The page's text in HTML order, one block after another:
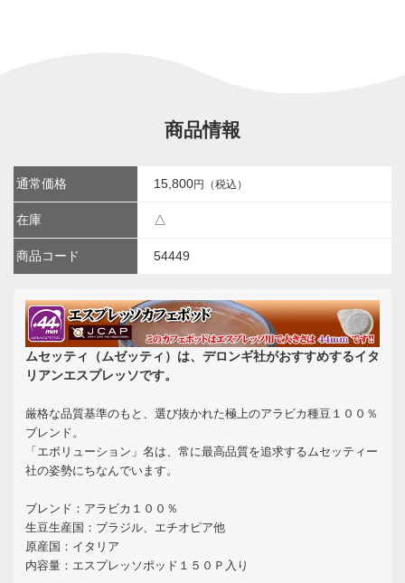
商品情報
通常価格 15,800円（税込）
在庫 △
商品コード 54449
ムセッティ（ムゼッティ）は、デロンギ社がおすすめするイタ
リアンエスプレッソです。
厳格な品質基準のもと、選び抜かれた極上のアラビカ種豆１００％
ブレンド。
「エボリューション」名は、常に最高品質を追求するムセッティー
社の姿勢にちなんでいます。
ブレンド：アラビカ１００％
生豆生産国：ブラジル、エチオピア他
原産国：イタリア
内容量：エスプレッソポッド１５０Ｐ入り